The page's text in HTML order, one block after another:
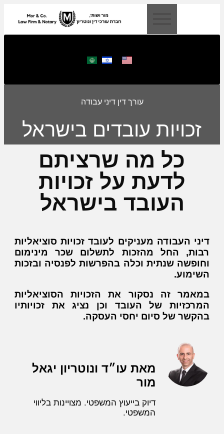
עורך דין דיני עבודה
זכויות עובדים בישראל
כל מה שרציתם
לדעת על זכויות
העובד בישראל
דיני העבודה מעניקים לעובד זכויות סוציאליות
רבות, החל מהזכות לתשלום שכר מינימום
וחופשה שנתית וכלה בהפרשות לפנסיה ובזכות
השימוע.
במאמר זה נסקור את הזכויות הסוציאליות
המרכזיות של העובד וכן נציג את זכויותיו
בהקשר של סיום יחסי העסקה.
מאת עו״ד ונוטריון יגאל
מור
דיוק בייעוץ המשפטי. מצויינות בליווי
המשפטי.